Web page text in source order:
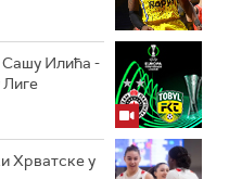
Сашу Илића -
Лиге
Хрватске у